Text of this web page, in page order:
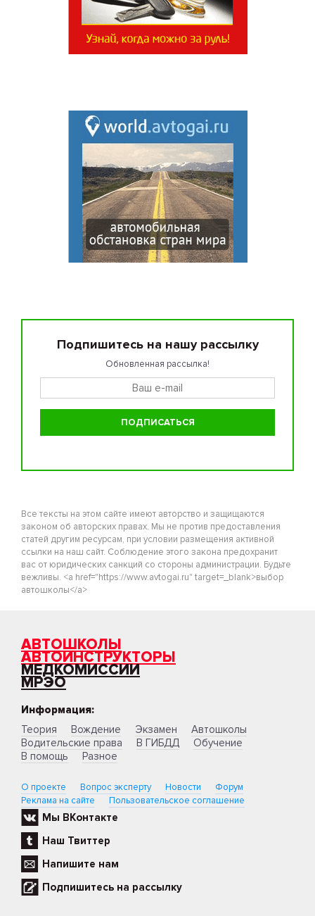
Подпишитесь на нашу рассылку
Обновленная рассылка!
Все тексты на этом сайте имеют авторство и защищаются
законом об авторских правах. Мы не против предоставления
статей другим ресурсам, при условии размещения активной
ссылки на наш сайт. Соблюдение этого закона предохранит
вас от юридических санкций со стороны администрации. Будьте
вежливы. <a href="https://www.avtogai.ru" target=_blank>выбор
автошколы</a>
АВТОШКОЛЫ
АВТОИНСТРУКТОРЫ
МЕДКОМИССИИ
МРЭО
Информация:
Теория
Вождение Экзамен
Автошколы
Водительские права
В ГИБДД
Обучение
В помощь
Разное
О проекте Вопрос эксперту Новости
Форум
Реклама на сайте
Пользовательское соглашение
Мы ВКонтакте
Наш Твиттер
Напишите нам
Подпишитесь на рассылку